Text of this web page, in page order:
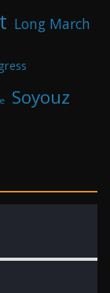
Long March
Soyouz